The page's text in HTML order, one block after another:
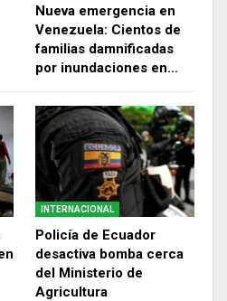
Nueva emergencia en
Venezuela: Cientos de
familias damnificadas
por inundaciones en…
INTERNACIONAL
Policía de Ecuador
desactiva bomba cerca
del Ministerio de
Agricultura